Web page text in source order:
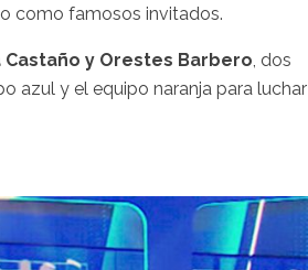
como famosos invitados.
Castaño y Orestes Barbero , dos
azul y el equipo naranja para luchar